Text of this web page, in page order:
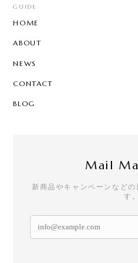
GUIDE
HOME
ABOUT
NEWS
CONTACT
BLOG
Mail
新商品やキャンペーンなど
す。